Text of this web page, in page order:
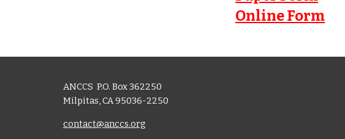
Online Form
ANCCS P.O. Box 362250
Milpitas, CA 95036-2250
contact@anccs.org